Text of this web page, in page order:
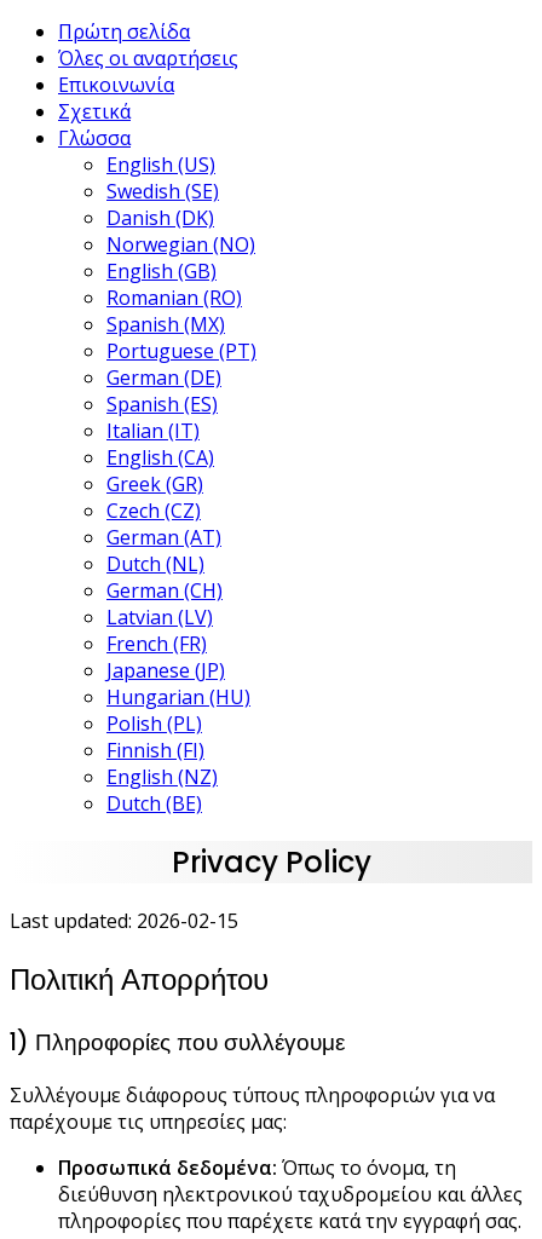
Πρώτη σελίδα
Όλες οι αναρτήσεις
Επικοινωνία
Σχετικά
Γλώσσα
English (US)
Swedish (SE)
Danish (DK)
Norwegian (NO)
English (GB)
Romanian (RO)
Spanish (MX)
Portuguese (PT)
German (DE)
Spanish (ES)
Italian (IT)
English (CA)
Greek (GR)
Czech (CZ)
German (AT)
Dutch (NL)
German (CH)
Latvian (LV)
French (FR)
Japanese (JP)
Hungarian (HU)
Polish (PL)
Finnish (FI)
English (NZ)
Dutch (BE)
Privacy Policy
Last updated: 2026-02-15
Πολιτική Απορρήτου
1) Πληροφορίες που συλλέγουμε
Συλλέγουμε διάφορους τύπους πληροφοριών για να
παρέχουμε τις υπηρεσίες μας:
Προσωπικά δεδομένα: Όπως το όνομα, τη
διεύθυνση ηλεκτρονικού ταχυδρομείου και άλλες
πληροφορίες που παρέχετε κατά την εγγραφή σας.